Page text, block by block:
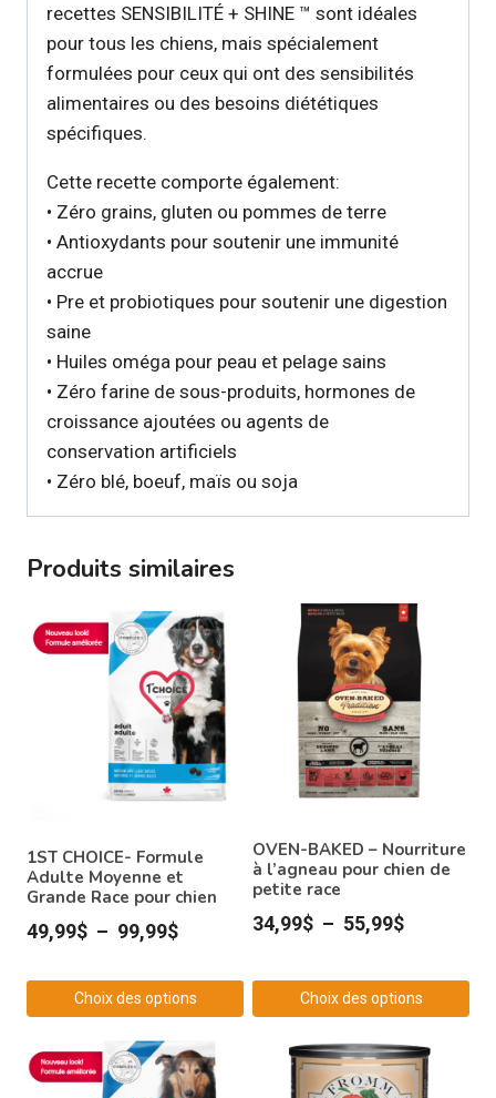
recettes SENSIBILITÉ + SHINE ™ sont idéales
pour tous les chiens, mais spécialement
formulées pour ceux qui ont des sensibilités
alimentaires ou des besoins diététiques
spécifiques.
Cette recette comporte également:
• Zéro grains, gluten ou pommes de terre
• Antioxydants pour soutenir une immunité
accrue
• Pre et probiotiques pour soutenir une digestion
saine
• Huiles oméga pour peau et pelage sains
• Zéro farine de sous-produits, hormones de
croissance ajoutées ou agents de
conservation artificiels
• Zéro blé, boeuf, maïs ou soja
Produits similaires
1ST CHOICE- Formule
Adulte Moyenne et
Grande Race pour chien
49,99$ – 99,99$Plage
prix :
49,99$
à
99,99$
Choix des options
produit
OVEN-BAKED – Nourriture
à l’agneau pour chien de
petite race
34,99$ – 55,99$Plage
prix :
34,99$
à
55,99$
Choix des options
produit